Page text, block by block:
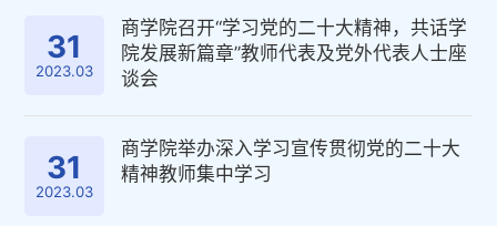
31
2023.03
商学院召开“学习党的二十大精神，共话学
院发展新篇章”教师代表及党外代表人士座
谈会
31
2023.03
商学院举办深入学习宣传贯彻党的二十大
精神教师集中学习